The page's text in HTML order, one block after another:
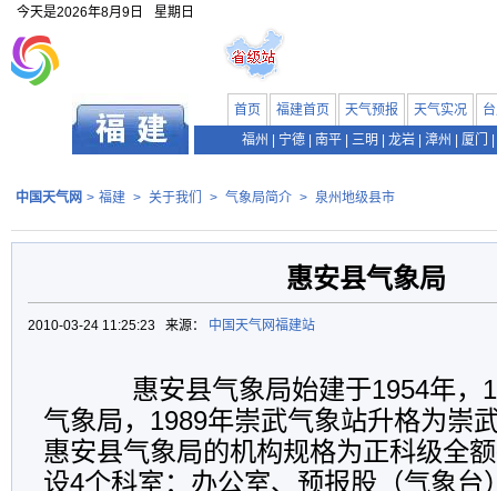
今天是2026年8月9日 星期日
首页 福建首页 天气预报 天气实况
福州
宁德 南平 三明 龙岩 漳州 厦门
中国天气网 > 福建 > 关于我们 > 气象局简介 > 泉州地级县市
惠安县气象局
2010-03-24 11:25:23 来源： 中国天气网福建站
惠安县气象局始建于1954年，
气象局，1989年崇武气象站升格为崇
惠安县气象局的机构规格为正科级全
设4个科室：办公室、预报股（气象台